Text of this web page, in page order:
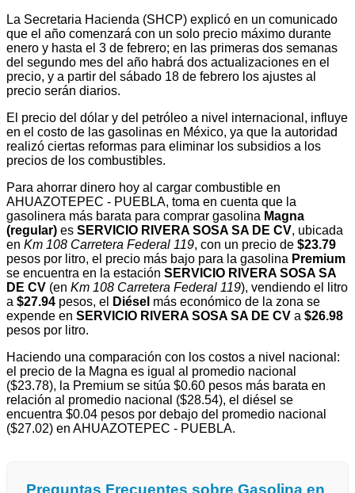
La Secretaria Hacienda (SHCP) explicó en un comunicado
que el año comenzará con un solo precio máximo durante
enero y hasta el 3 de febrero; en las primeras dos semanas
del segundo mes del año habrá dos actualizaciones en el
precio, y a partir del sábado 18 de febrero los ajustes al
precio serán diarios.
El precio del dólar y del petróleo a nivel internacional, influye
en el costo de las gasolinas en México, ya que la autoridad
realizó ciertas reformas para eliminar los subsidios a los
precios de los combustibles.
Para ahorrar dinero hoy al cargar combustible en
AHUAZOTEPEC - PUEBLA, toma en cuenta que la
gasolinera más barata para comprar gasolina Magna
(regular) es SERVICIO RIVERA SOSA SA DE CV, ubicada
en Km 108 Carretera Federal 119, con un precio de $23.79
pesos por litro, el precio más bajo para la gasolina Premium
se encuentra en la estación SERVICIO RIVERA SOSA SA
DE CV (en Km 108 Carretera Federal 119), vendiendo el litro
a $27.94 pesos, el Diésel más económico de la zona se
expende en SERVICIO RIVERA SOSA SA DE CV a $26.98
pesos por litro.
Haciendo una comparación con los costos a nivel nacional:
el precio de la Magna es igual al promedio nacional
($23.78), la Premium se sitúa $0.60 pesos más barata en
relación al promedio nacional ($28.54), el diésel se
encuentra $0.04 pesos por debajo del promedio nacional
($27.02) en AHUAZOTEPEC - PUEBLA.
Preguntas Frecuentes sobre Gasolina en